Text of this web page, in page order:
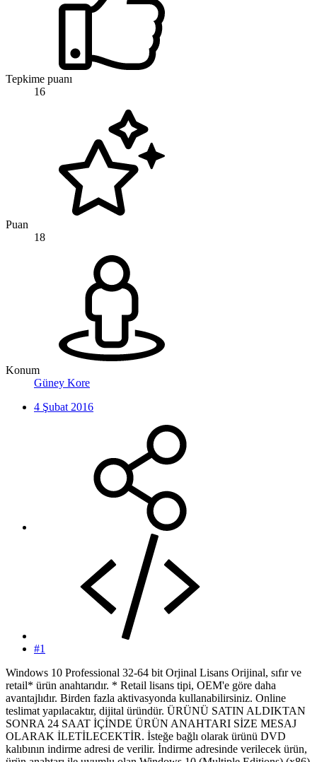
Tepkime puanı
16
Puan
18
Konum
Güney Kore
4 Şubat 2016
#1
Windows 10 Professional 32-64 bit Orjinal Lisans Orijinal, sıfır ve
retail* ürün anahtarıdır. * Retail lisans tipi, OEM'e göre daha
avantajlıdır. Birden fazla aktivasyonda kullanabilirsiniz. Online
teslimat yapılacaktır, dijital üründür. ÜRÜNÜ SATIN ALDIKTAN
SONRA 24 SAAT İÇİNDE ÜRÜN ANAHTARI SİZE MESAJ
OLARAK İLETİLECEKTİR. İsteğe bağlı olarak ürünü DVD
kalıbının indirme adresi de verilir. İndirme adresinde verilecek ürün,